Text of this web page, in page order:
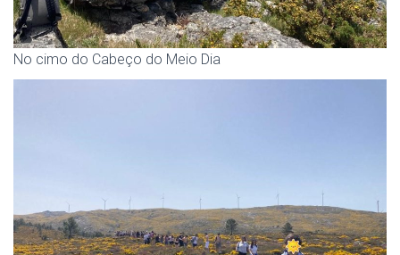
No cimo do Cabeço do Meio Dia